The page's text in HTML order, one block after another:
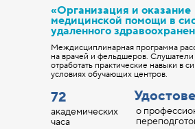
о
академических
часа
Междисциплинарная программа
на врачей и фельдшеров. Слушатели
отработать практические навыки в
условиях обучающих центров.
«Организация и оказание
медицинской помощи в
удаленного
72